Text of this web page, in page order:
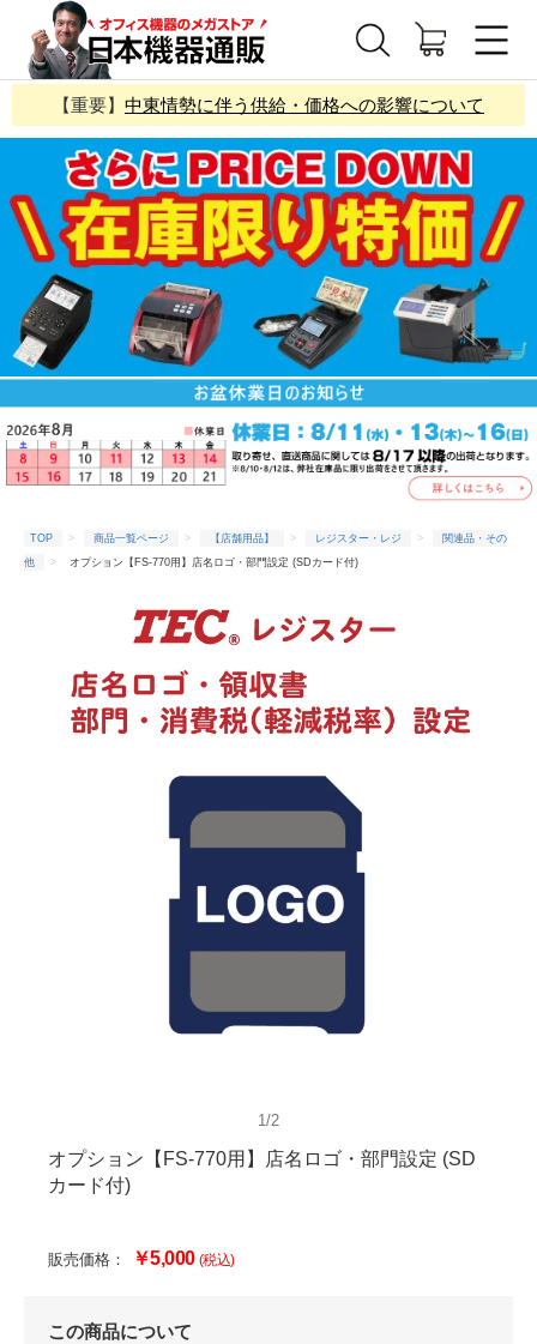
【重要】 中東情勢に伴う供給・価格への影響について
TOP 商品一覧ページ 【店舗用品】 レジスター・レジ
関連品・その
他
オプション【FS-770用】店名ロゴ・部門設定 (SDカード付)
1/2
オプション【FS-770用】店名ロゴ・部門設定 (SD
カード付)
販売価格： ￥5,000 (税込)
この商品について